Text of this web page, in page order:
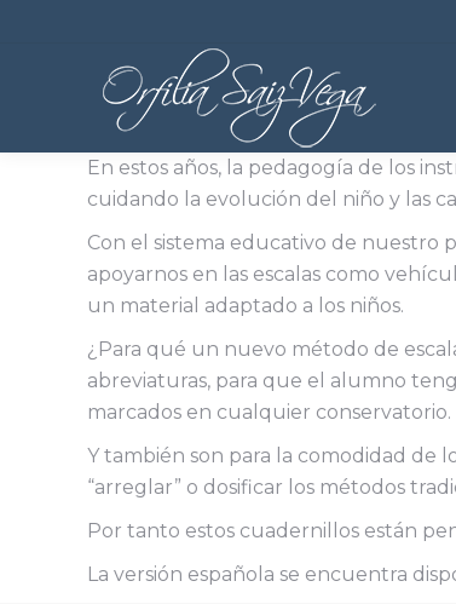
En estos años, la pedagogía de los
cuidando la evolución del niño y las
Con el sistema educativo de nuestro
apoyarnos en las escalas como
un material adaptado a los niños.
¿Para qué un nuevo método de
abreviaturas, para que el alumno
marcados en cualquier conservatorio.
Y también son para la comodidad de
“arreglar” o dosificar los métodos
Por tanto estos cuadernillos están
La versión española se encuentra